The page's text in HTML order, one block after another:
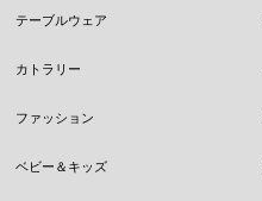
テーブルウェア
カトラリー
ファッション
ベビー＆キッズ